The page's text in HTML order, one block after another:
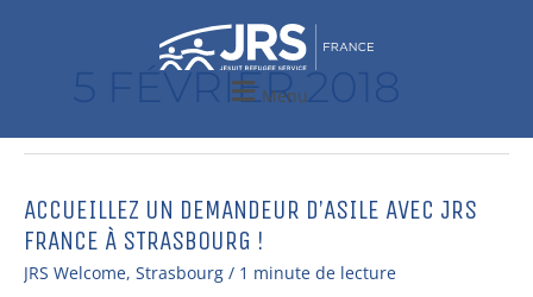
Menu
5 FÉVRIER 2018
ACCUEILLEZ UN DEMANDEUR D’ASILE AVEC JRS
FRANCE À STRASBOURG !
JRS Welcome, Strasbourg / 1 minute de lecture
ACCUEILLEZ
UN
D’ASILE